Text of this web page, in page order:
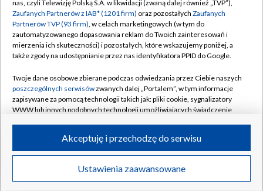
Emisja w TVP
Centrum informacji TVP
Naziemna Telewizja Cyfrowa
Rada Programowa
System NOS
Informacje o nadawcy
Program dla prasy
Ogłoszenie przetargowe
Polityka prywatności
Moje zgody
Pomoc
Kontakt
Kanały
©2026 Telewizja Polska S.A. w likwidacji
nas, czyli Telewizję Polską S.A. w likwidacji (zwaną dalej również „TVP”),
Zaufanych Partnerów z IAB* (1201 firm) oraz pozostałych Zaufanych
Partnerów TVP (93 firm), w celach marketingowych (w tym do
zautomatyzowanego dopasowania reklam do Twoich zainteresowań i
mierzenia ich skuteczności) i pozostałych, które wskazujemy poniżej, a
także zgody na udostępnianie przez nas identyfikatora PPID do Google.
Twoje dane osobowe zbierane podczas odwiedzania przez Ciebie naszych
poszczególnych serwisówzwanych dalej „Portalem”, w tym informacje
zapisywane za pomocą technologii takich jak: pliki cookie, sygnalizatory
WWW lub innych podobnych technologii umożliwiających świadczenie
ruchu w Internecie.
Twoje dane osobowe zbierane podczas odwiedzania przez Ciebie
poszczególnych serwisówna Portalu, takie jak adresy IP, identyfikatory
Ustawienia zaawansowane
Akceptuję i przechodzę do serwisu